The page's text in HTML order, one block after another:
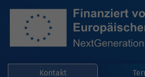
Kontakt